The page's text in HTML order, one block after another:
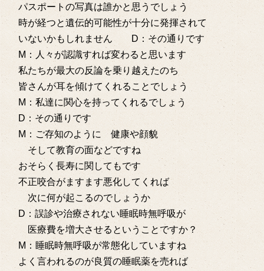
パスポートの写真は誰かと思うでしょう
時が経つと遺伝的可能性が十分に発揮されて
いないかもしれません D：その通りです
M：人々が認識すれば変わると思います
私たちが最大の反論を乗り越えたのち
皆さんが耳を傾けてくれることでしょう
M：私達に関心を持ってくれるでしょう
D：その通りです
M：ご存知のように 健康や顔貌
そして教育の面などですね
おそらく長寿に関してもです
不正咬合がますます悪化してくれば
次に何が起こるのでしょうか
D：誤診や治療されない睡眠時無呼吸が
医療費を増大させるということですか？
M：睡眠時無呼吸が常態化していますね
よく言われるのが良質の睡眠薬を売れば